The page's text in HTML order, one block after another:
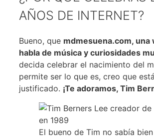
AÑOS DE INTERNET?
Bueno, que mdmesuena.com, una
habla de música y curiosidades
decida celebrar el nacimiento del
permite ser lo que es, creo que
justificado. ¡Te adoramos, Tim
El bueno de Tim no sabía